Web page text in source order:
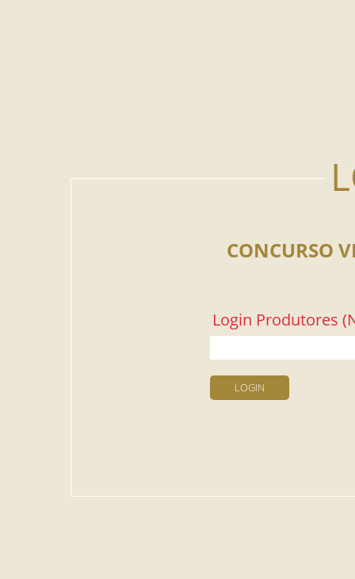
CONCURSO
Login Produtores
LOGIN